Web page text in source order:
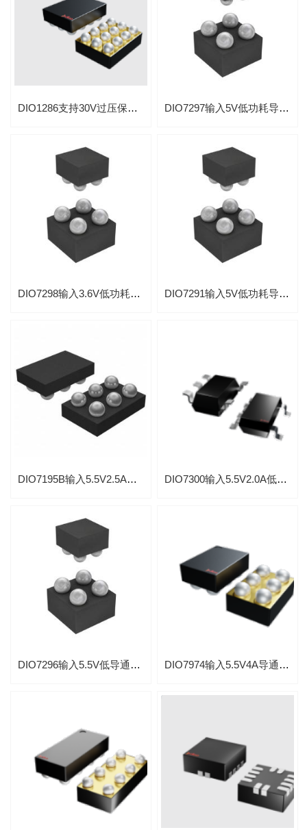
DIO1286支持30V过压保护OVP内置100V浪涌吸收管负载开关IC DIO7297输入5V低功耗导通电阻47mΩ负载开关芯片
DIO7298输入3.6V低功耗2A导通电阻40mΩ负载开关芯片 DIO7291输入5V低功耗导通46mΩ电阻负载开关
DIO7195B输入5.5V2.5A导通55mΩ电阻负载开关带过流保护IC DIO7300输入5.5V2.0A低导通60mΩ电阻负载开关应用数码相机芯片
DIO7296输入5.5V低导通120Ω电阻负载开关芯片 DIO7974输入5.5V4A导通电阻8mΩ负载开关带反向电流保护